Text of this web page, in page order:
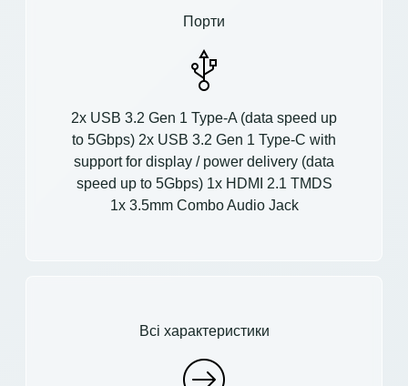
Порти
2x USB 3.2 Gen 1 Type-A (data speed up
to 5Gbps) 2x USB 3.2 Gen 1 Type-C with
support for display / power delivery (data
speed up to 5Gbps) 1x HDMI 2.1 TMDS
1x 3.5mm Combo Audio Jack
Всі характеристики